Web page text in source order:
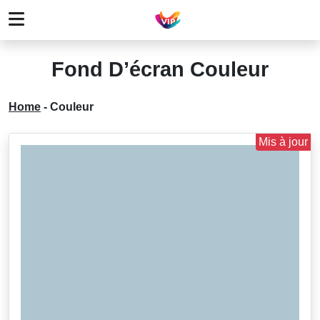
Fond D’écran Couleur
Home - Couleur
Mis à jour